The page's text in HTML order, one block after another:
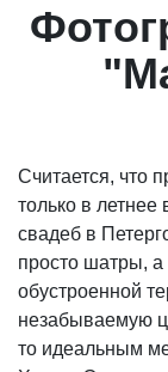
Считается, что
только в
свадеб в
просто шатры,
обустроенной
незабываемую
то идеальным